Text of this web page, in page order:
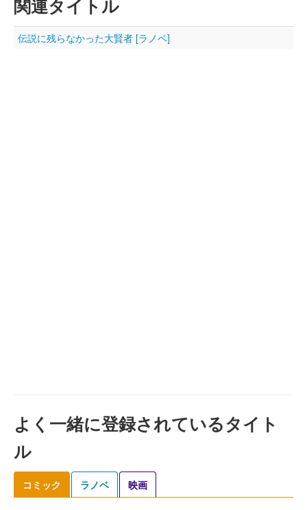
関連タイトル
伝説に残らなかった大賢者 [ラノベ]
よく一緒に登録されているタイト
ル
コミック ラノベ 映画